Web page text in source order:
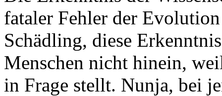
fataler Fehler der
Schädling, diese
Menschen nicht hinein,
in Frage stellt. Nunja, bei